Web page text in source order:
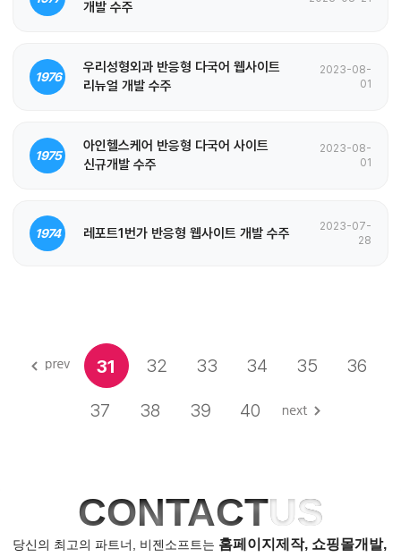
개발 수주
1976
우리성형외과 반응형 다국어 웹사이트
리뉴얼 개발 수주
2023-08-
01
1975
아인헬스케어 반응형 다국어 사이트
신규개발 수주
2023-08-
01
1974 레포트1번가 반응형 웹사이트 개발 수주
2023-07-
28
31 32 33 34 35 36
37 38 39 40
CONTACTUS
당신의 최고의 파트너, 비젠소프트는 홈페이지제작, 쇼핑몰개발,